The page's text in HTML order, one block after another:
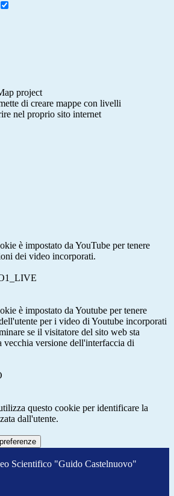
project
di creare mappe con livelli
nel proprio sito internet
è impostato da YouTube per tenere
dei video incorporati.
è impostato da Youtube per tenere
per i video di Youtube incorporati
se il visitatore del sito web sta
versione dell'interfaccia di
questo cookie per identificare la
dall'utente.
Scientifico "Guido Castelnuovo"